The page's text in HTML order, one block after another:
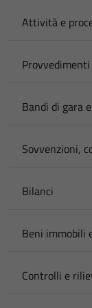
Attività e
Provvedimenti
Bandi di gara
Sovvenzioni,
Bilanci
Beni immobili
Controlli e